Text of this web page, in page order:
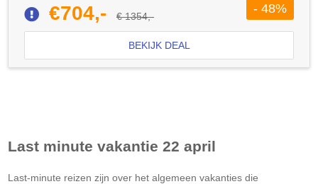
€704,- € 1354,-
- 48%
BEKIJK DEAL
Last minute vakantie 22 april
Last-minute reizen zijn over het algemeen vakanties die